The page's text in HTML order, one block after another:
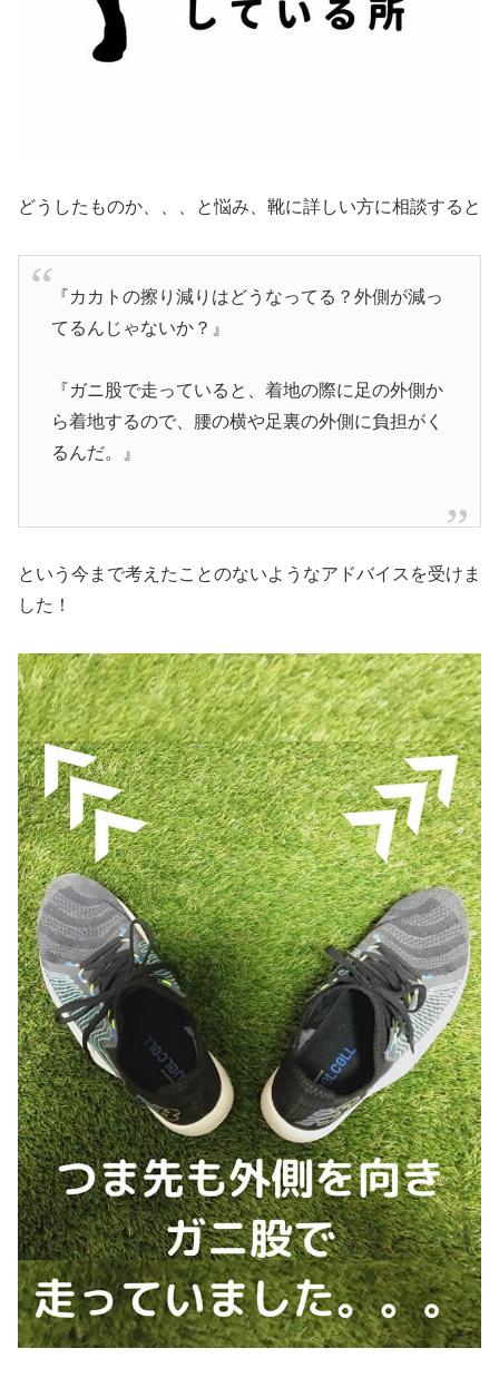
どうしたものか、、、と悩み、靴に詳しい方に相談すると
『カカトの擦り減りはどうなってる？外側が減っ
てるんじゃないか？』
『ガニ股で走っていると、着地の際に足の外側か
ら着地するので、腰の横や足裏の外側に負担がく
るんだ。』
という今まで考えたことのないようなアドバイスを受けま
した！